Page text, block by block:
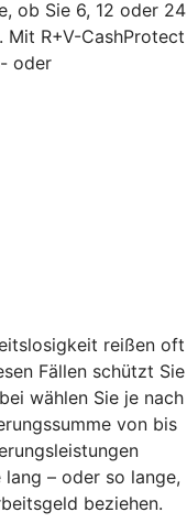
ob Sie 6, 12 oder 24
Mit R+V-CashProtect
oder
reißen oft
Fällen schützt Sie
wählen Sie je nach
von bis
– oder so lange,
beziehen.